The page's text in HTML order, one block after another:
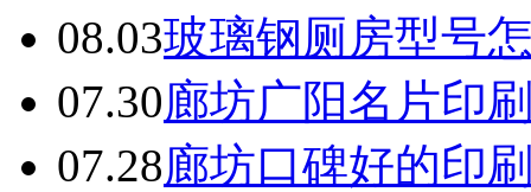
08.03玻璃钢厕房型号
07.30廊坊广阳名片印
07.28廊坊口碑好的印